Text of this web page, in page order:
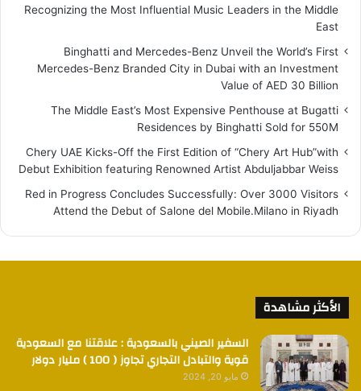
Recognizing the Most Influential Music Leaders in the Middle
East
Binghatti and Mercedes-Benz Unveil the World’s First
Mercedes-Benz Branded City in Dubai with an Investment
Value of AED 30 Billion
The Middle East’s Most Expensive Penthouse at Bugatti
Residences by Binghatti Sold for 550M
Chery UAE Kicks-Off the First Edition of “Chery Art Hub”with
Debut Exhibition featuring Renowned Artist Abduljabbar Weiss
Red in Progress Concludes Successfully: Over 3000 Visitors
Attend the Debut of Salone del Mobile.Milano in Riyadh
الأكثر مشاهدة
السفير الصيني بالسعودية : علاقتنا مع السعودية
قوية والتبادل التجاري تجاوز ( 100 ) مليار دولار
مايو 20, 2024